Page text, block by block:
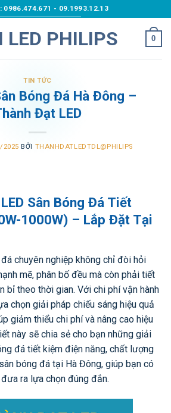
: 0986.474.671 - 09.1993.12.13
0
TIN TỨC
Bóng Đá Hà Đông –
Đạt LED
2025 BỞI THANHDATLEDTDL@PHILIPS
Sân Bóng Đá Tiết
1000W) – Lắp Đặt Tại
chuyên nghiệp không chỉ đòi hỏi
mẽ, phân bố đều mà còn phải tiết
bỉ theo thời gian. Với chi phí vận hành
chọn giải pháp chiếu sáng hiệu quả
giảm thiểu chi phí và nâng cao hiệu
này sẽ chia sẻ cho bạn những giải
đá tiết kiệm điện năng, chất lượng
bóng đá tại Hà Đông, giúp bạn có
ra lựa chọn đúng đắn.